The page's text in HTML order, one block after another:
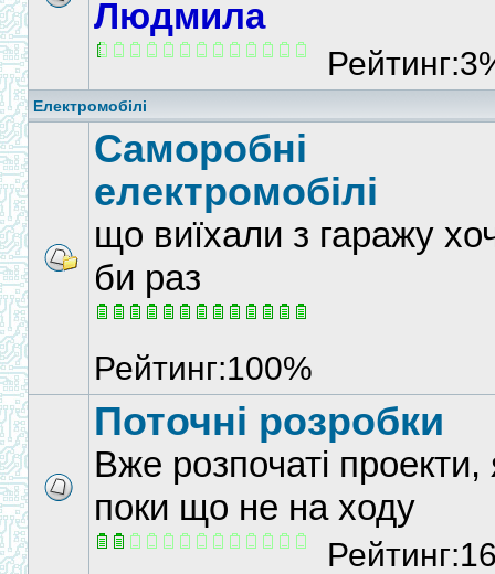
Людмила
Електромобілі
Саморобні
електромобілі
що виїхали з гаражу
би раз
Рейтинг:100%
Поточні розробки
Вже розпочаті проекти,
поки що не на ходу